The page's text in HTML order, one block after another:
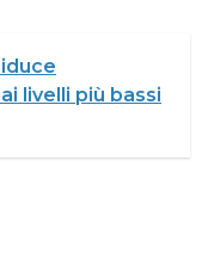
livelli più bassi